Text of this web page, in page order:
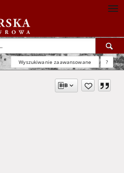
Wyszukiwanie zaawansowane ?